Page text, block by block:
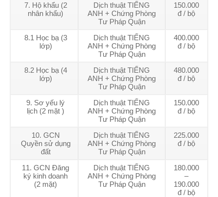
7. Hộ khẩu (2
nhân khẩu)
Dịch thuật TIẾNG
ANH + Chứng Phòng
Tư Pháp Quận
150.000
đ / bộ
8.1 Học bạ (3
lớp)
Dịch thuật TIẾNG
ANH + Chứng Phòng
Tư Pháp Quận
400.000
đ / bộ
8.2 Học bạ (4
lớp)
Dịch thuật TIẾNG
ANH + Chứng Phòng
Tư Pháp Quận
480.000
đ / bộ
9. Sơ yếu lý
lịch (2 mặt )
Dịch thuật TIẾNG
ANH + Chứng Phòng
Tư Pháp Quận
150.000
đ / bộ
10. GCN
Quyền sử dụng
đất
Dịch thuật TIẾNG
ANH + Chứng Phòng
Tư Pháp Quận
225.000
đ / bộ
11. GCN Đăng
ký kinh doanh
(2 mặt)
Dịch thuật TIẾNG
ANH + Chứng Phòng
Tư Pháp Quận
180.000
–
190.000
đ / bộ